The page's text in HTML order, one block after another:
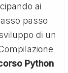
ai
passo
di un
Python